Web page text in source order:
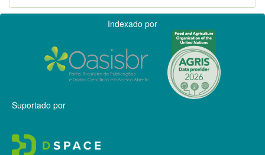
Indexado por
Suportado por